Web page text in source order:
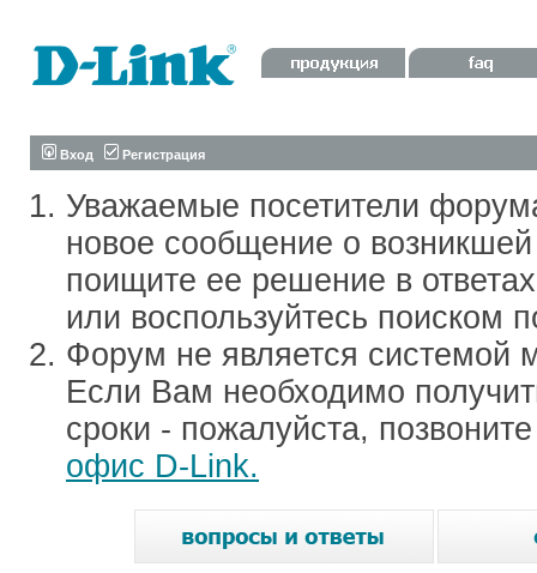
Вход Регистрация
Уважаемые посетители
новое сообщение о
поищите ее решение в
или воспользуйтесь поиском
Форум не является системой
Если Вам необходимо
сроки - пожалуйста,
офис D-Link.